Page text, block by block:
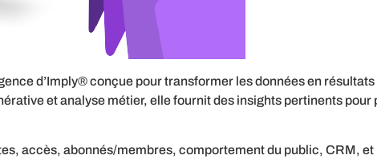
d’Imply® conçue pour transformer les données en
et analyse métier, elle fournit des insights pertinents pour
accès, abonnés/membres, comportement du public, CRM, et